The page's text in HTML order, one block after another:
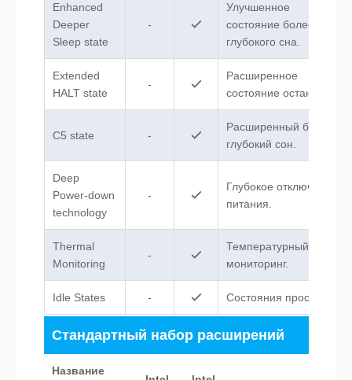
Enhanced
Deeper
Sleep state
-
Улучшенное
состояние более
глубокого сна.
Extended
HALT state
-
Расширенное
состояние остановки.
C5 state -
Расширенный более
глубокий сон.
Deep
Power-down
technology
-
Глубокое отключение
питания.
Thermal
Monitoring
-
Температурный
мониторинг.
Idle States - Состояния простоя.
Стандартный набор расширений
Название